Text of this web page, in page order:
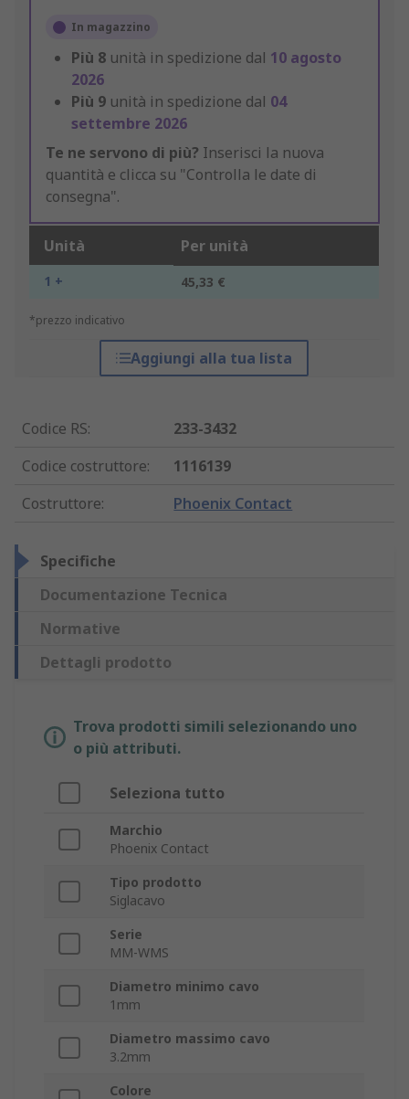
In magazzino
Più 8 unità in spedizione dal 10 agosto
2026
Più 9 unità in spedizione dal 04
settembre 2026
Te ne servono di più? Inserisci la nuova
quantità e clicca su "Controlla le date di
consegna".
Unità Per unità
1 + 45,33 €
*prezzo indicativo
Aggiungi alla tua lista
Codice RS:
233-3432
Codice costruttore:
1116139
Costruttore: Phoenix Contact
Specifiche
Documentazione Tecnica
Normative
Dettagli prodotto
Trova prodotti simili selezionando uno
o più attributi.
Seleziona tutto
Marchio
Phoenix Contact
Tipo prodotto
Siglacavo
Serie
MM-WMS
Diametro minimo cavo
1mm
Diametro massimo cavo
3.2mm
Colore